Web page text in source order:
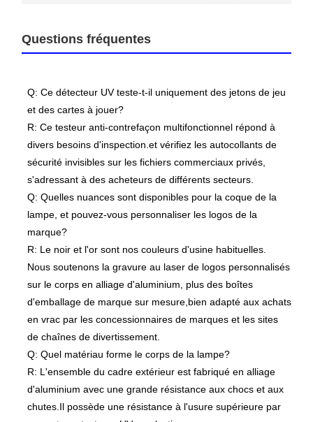
Questions fréquentes
Q: Ce détecteur UV teste-t-il uniquement des jetons de jeu
et des cartes à jouer?
R: Ce testeur anti-contrefaçon multifonctionnel répond à
divers besoins d'inspection.et vérifiez les autocollants de
sécurité invisibles sur les fichiers commerciaux privés,
s'adressant à des acheteurs de différents secteurs.
Q: Quelles nuances sont disponibles pour la coque de la
lampe, et pouvez-vous personnaliser les logos de la
marque?
R: Le noir et l'or sont nos couleurs d'usine habituelles.
Nous soutenons la gravure au laser de logos personnalisés
sur le corps en alliage d'aluminium, plus des boîtes
d'emballage de marque sur mesure,bien adapté aux achats
en vrac par les concessionnaires de marques et les sites
de chaînes de divertissement.
Q: Quel matériau forme le corps de la lampe?
R: L'ensemble du cadre extérieur est fabriqué en alliage
d'aluminium avec une grande résistance aux chocs et aux
chutes.Il possède une résistance à l'usure supérieure par